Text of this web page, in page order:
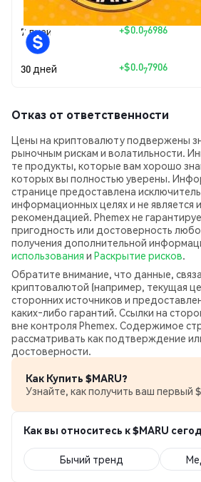
7 дней +$0.076986
30 дней +$0.077906
Отказ от ответственности
Цены на криптовалюту подвержены
рыночным рискам и волатильности.
те продукты, которые вам хорошо
которых вы полностью уверены.
странице предоставлена
информационных целях и не является
рекомендацией. Phemex не
пригодность или достоверность
получения дополнительной
использования и Раскрытие рисков.
Обратите внимание, что данные,
криптовалютой (например, текущая
сторонних источников и
каких‑либо гарантий. Ссылки на
вне контроля Phemex. Содержимое
рассматривать как подтверждение
достоверности.
Как Купить $MARU?
Узнайте, как получить ваш первый
Как вы относитесь к $MARU
Бычий тренд